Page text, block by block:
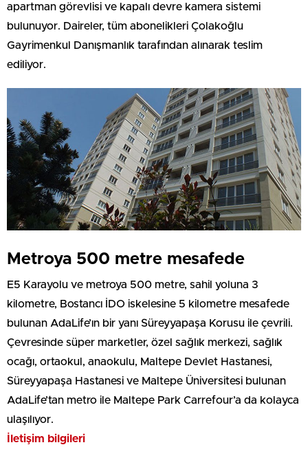
apartman görevlisi ve kapalı devre kamera sistemi
bulunuyor. Daireler, tüm abonelikleri Çolakoğlu
Gayrimenkul Danışmanlık tarafından alınarak teslim
ediliyor.
Metroya 500 metre mesafede
E5 Karayolu ve metroya 500 metre, sahil yoluna 3
kilometre, Bostancı İDO iskelesine 5 kilometre mesafede
bulunan AdaLife’ın bir yanı Süreyyapaşa Korusu ile çevrili.
Çevresinde süper marketler, özel sağlık merkezi, sağlık
ocağı, ortaokul, anaokulu, Maltepe Devlet Hastanesi,
Süreyyapaşa Hastanesi ve Maltepe Üniversitesi bulunan
AdaLife’tan metro ile Maltepe Park Carrefour’a da kolayca
ulaşılıyor.
İletişim bilgileri